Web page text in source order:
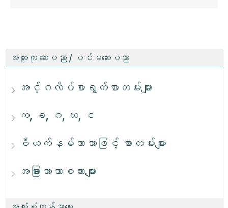
အထူးကု ဆေးပညာ / ပင်မဆေးပညာ
အင်္ဂလိပ်စာရွက်စာတမ်းများ
က, ခ, ဂ, ဃ, င
ဗီယက်နမ်ဘာသာဖြင့် စာတမ်းများ
အခြားဘာသာစကားများ